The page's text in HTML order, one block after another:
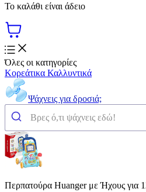
Το καλάθι είναι άδειο
Όλες οι κατηγορίες
Κορεάτικα Καλλυντικά
Ψάχνεις για δροσιά;
Περπατούρα Huanger με Ήχους